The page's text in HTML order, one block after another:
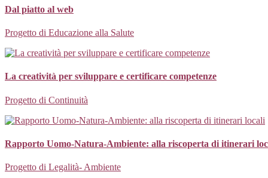
Dal piatto al web
Progetto di Educazione alla Salute
La creatività per sviluppare e certificare competenze
Progetto di Continuità
Rapporto Uomo-Natura-Ambiente: alla riscoperta di itinerari
Progetto di Legalità- Ambiente